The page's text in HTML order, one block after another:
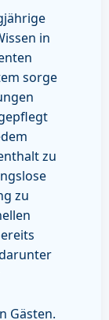
in
sorge
zu
zu
Gästen.